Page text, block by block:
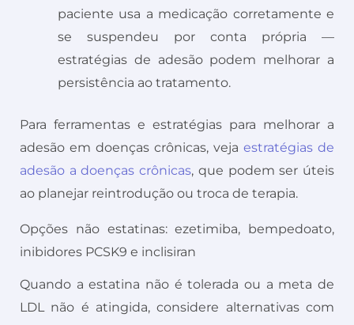
paciente usa a medicação corretamente e
se suspendeu por conta própria —
estratégias de adesão podem melhorar a
persistência ao tratamento.
Para ferramentas e estratégias para melhorar a
adesão em doenças crônicas, veja estratégias de
adesão a doenças crônicas, que podem ser úteis
ao planejar reintrodução ou troca de terapia.
Opções não estatinas: ezetimiba, bempedoato,
inibidores PCSK9 e inclisiran
Quando a estatina não é tolerada ou a meta de
LDL não é atingida, considere alternativas com